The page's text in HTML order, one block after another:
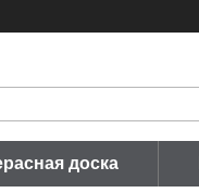
доска